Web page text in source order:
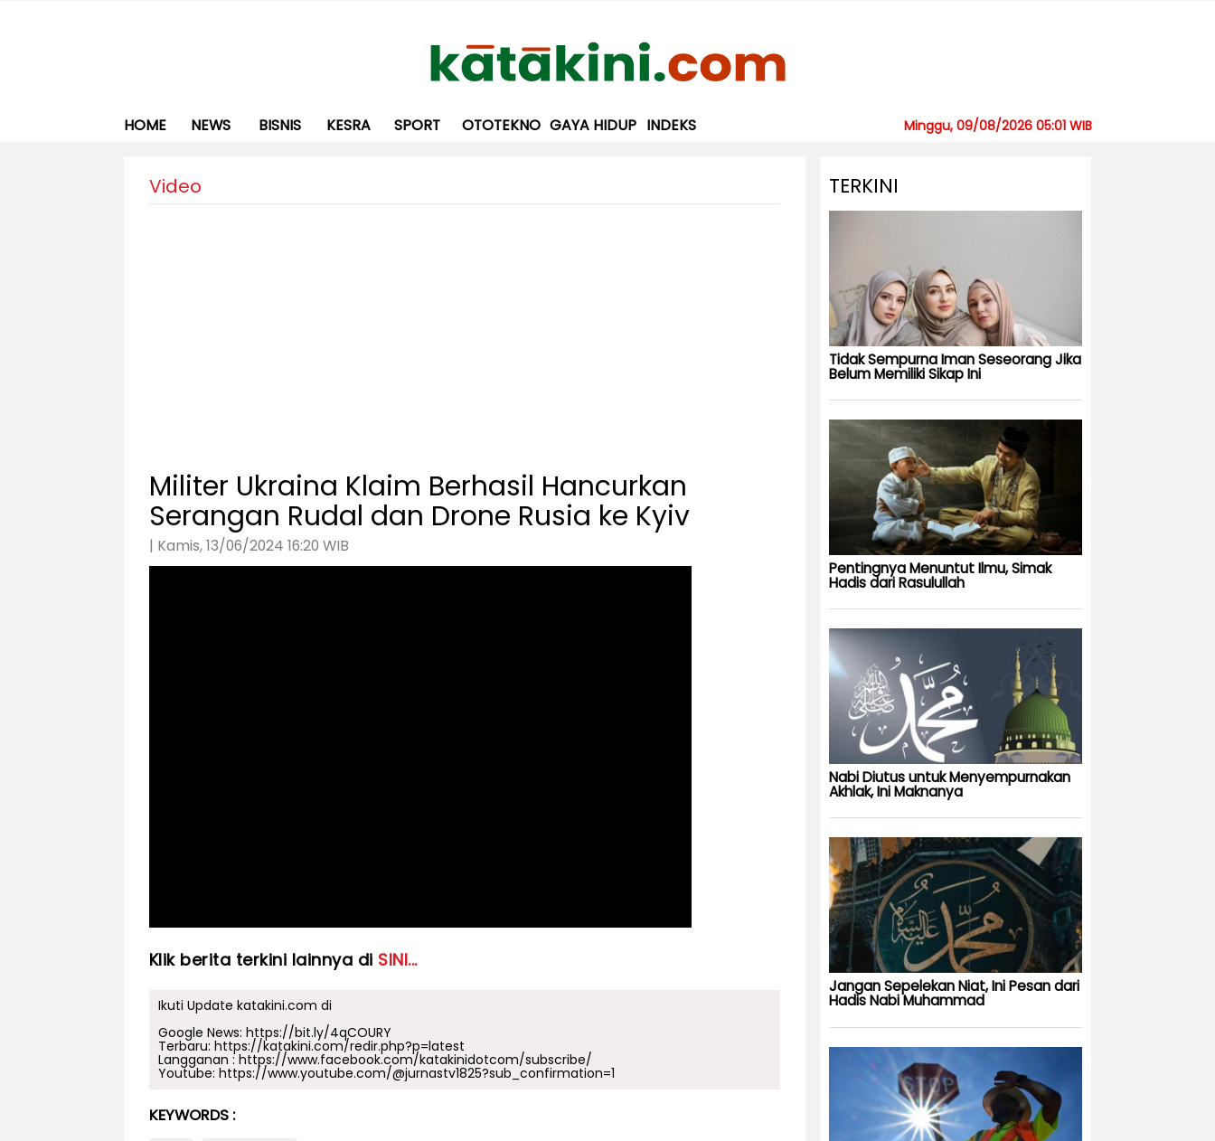
HOME NEWS BISNIS KESRA SPORT OTOTEKNO GAYA HIDUP INDEKS Minggu, 09/08/2026 05:01 WIB
Video
Militer Ukraina Klaim Berhasil Hancurkan
Serangan Rudal dan Drone Rusia ke Kyiv
| Kamis, 13/06/2024 16:20 WIB
Klik berita terkini lainnya di SINI...
Ikuti Update katakini.com di
Google News: https://bit.ly/4qCOURY
Terbaru: https://katakini.com/redir.php?p=latest
Langganan : https://www.facebook.com/katakinidotcom/subscribe/
Youtube: https://www.youtube.com/@jurnastv1825?sub_confirmation=1
KEYWORDS :
TERKINI
Tidak Sempurna Iman Seseorang Jika
Belum Memiliki Sikap Ini
Pentingnya Menuntut Ilmu, Simak
Hadis dari Rasulullah
Nabi Diutus untuk Menyempurnakan
Akhlak, Ini Maknanya
Jangan Sepelekan Niat, Ini Pesan dari
Hadis Nabi Muhammad